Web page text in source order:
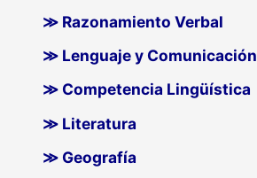
≫ Razonamiento Verbal
≫ Lenguaje y Comunicación
≫ Competencia Lingüística
≫ Literatura
≫ Geografía